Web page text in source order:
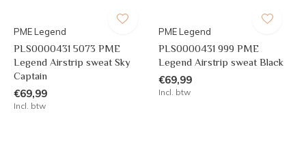
PME Legend
PLS0000431 5073 PME
Legend Airstrip sweat Sky
Captain
€69,99
Incl. btw
PME Legend
PLS0000431 999 PME
Legend Airstrip sweat Black
€69,99
Incl. btw